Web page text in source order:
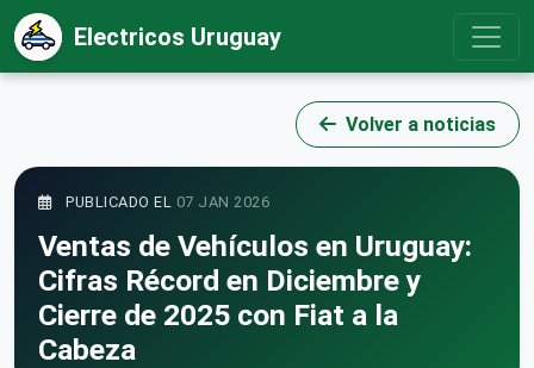
Electricos Uruguay
Volver a noticias
PUBLICADO EL 07 JAN 2026
Ventas de Vehículos en Uruguay:
Cifras Récord en Diciembre y
Cierre de 2025 con Fiat a la
Cabeza